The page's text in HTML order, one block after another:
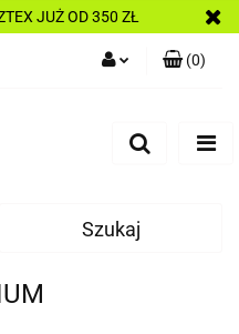
JUŻ OD 350 ZŁ
(0)
Szukaj